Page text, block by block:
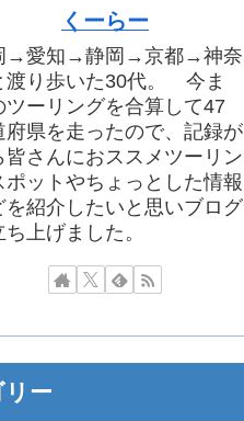
くーらー
→愛知→静岡→京都→神奈
渡り歩いた30代。 今ま
ツーリングを合算して47
府県を走ったので、記録が
皆さんにおススメツーリン
ポットやちょっとした情報
を紹介したいと思いブログ
ち上げました。
ー